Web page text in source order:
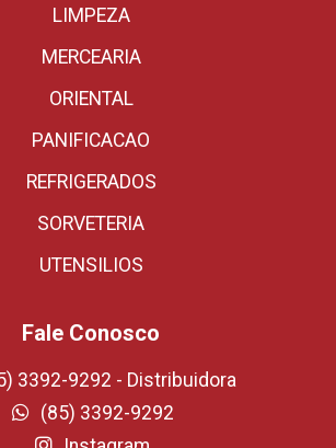
LIMPEZA
MERCEARIA
ORIENTAL
PANIFICACAO
REFRIGERADOS
SORVETERIA
UTENSILIOS
Fale Conosco
3392-9292 - Distribuidora
(85) 3392-9292